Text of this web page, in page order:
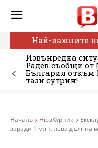
Най-важните
Извънредна
Радев съобщи от
България откъм
тази сутрин!
Начало НюзКурник
заради 1 млн. лева дълг на